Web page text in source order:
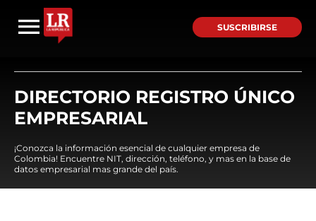
SUSCRIBIRSE
DIRECTORIO REGISTRO ÚNICO
EMPRESARIAL
¡Conozca la información esencial de cualquier empresa de
Colombia! Encuentre NIT, dirección, teléfono, y mas en la base de
datos empresarial mas grande del país.